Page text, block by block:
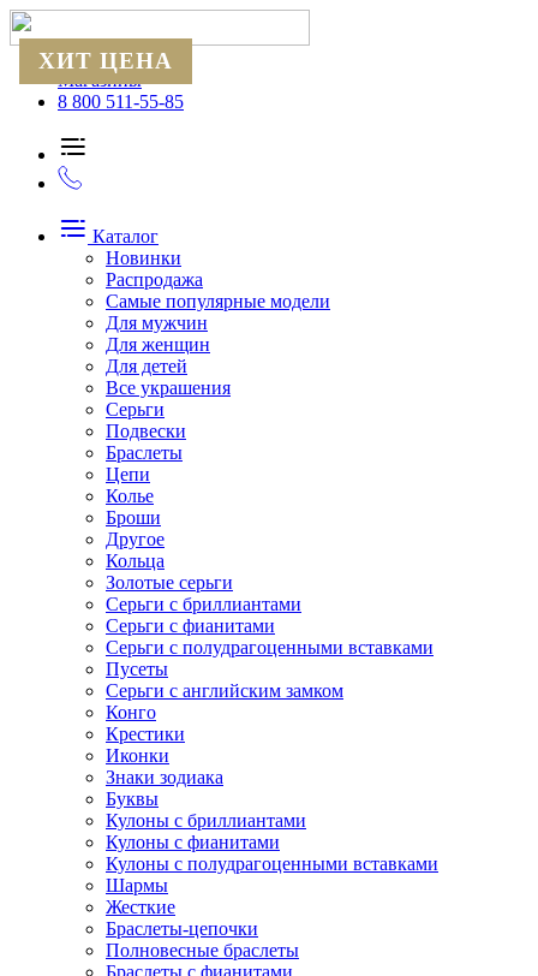
Магазины
8 800 511-55-85
Каталог
Новинки
Распродажа
Самые популярные модели
Для мужчин
Для женщин
Для детей
Все украшения
Серьги
Подвески
Браслеты
Цепи
Колье
Броши
Другое
Кольца
Золотые серьги
Серьги с бриллиантами
Серьги с фианитами
Серьги с полудрагоценными вставками
Пусеты
Серьги с английским замком
Конго
Крестики
Иконки
Знаки зодиака
Буквы
Кулоны с бриллиантами
Кулоны с фианитами
Кулоны с полудрагоценными вставками
Шармы
Жесткие
Браслеты-цепочки
Полновесные браслеты
Браслеты с фианитами
ХИТ ЦЕНА